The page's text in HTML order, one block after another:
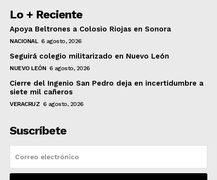
Lo + Reciente
Apoya Beltrones a Colosio Riojas en Sonora
NACIONAL 6 agosto, 2026
Seguirá colegio militarizado en Nuevo León
NUEVO LEÓN 6 agosto, 2026
Cierre del Ingenio San Pedro deja en incertidumbre a
siete mil cañeros
VERACRUZ 6 agosto, 2026
Suscríbete